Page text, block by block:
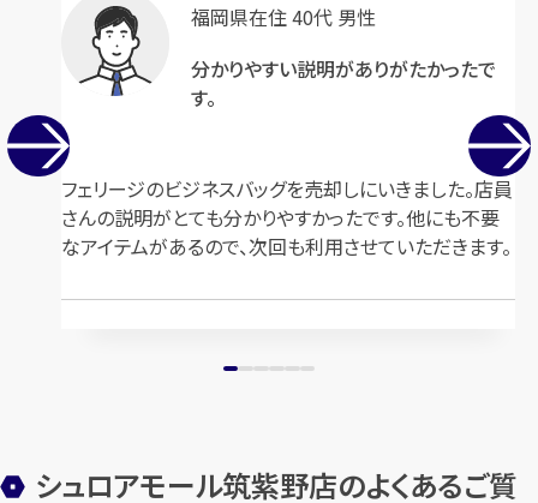
ルイ・ヴィトン モノグラムキーポ
ル50 M41426
買取参考価格
バッグ
ボストンバッグ
ルイ・ヴィトンモノグラム ミュゼ
ットタンゴ M51388
58,500円
バッグ
ショルダーバッグ
福岡県在住 40代 男性
分かりやすい説明がありがたかったで
す。
フェリージのビジネスバッグを売却しにいきました。店員
さんの説明がとても分かりやすかったです。他にも不要
なアイテムがあるので、次回も利用させていただきます。
シュロアモール筑紫野店のよくあるご質